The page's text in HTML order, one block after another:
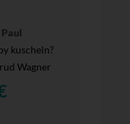
kuscheln?
Wagner